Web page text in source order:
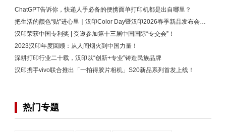
ChatGPT告诉你，快递人手必备的便携面单打印机都是出自哪里？
汉印荣获中国专利奖 | 受邀参加第十三届中国国际“专交会”！
2023汉印年度回顾：从人间烟火到中国力量！
深耕打印行业二十载，汉印以“创新+专业”铸造民族品牌
汉印携手vivo联合推出「一拍得胶片相机」S20新品系列首发上线！
热门专题